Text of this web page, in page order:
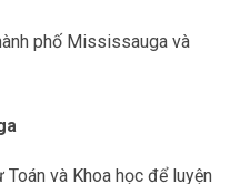
phố Mississauga và
và Khoa học để luyện